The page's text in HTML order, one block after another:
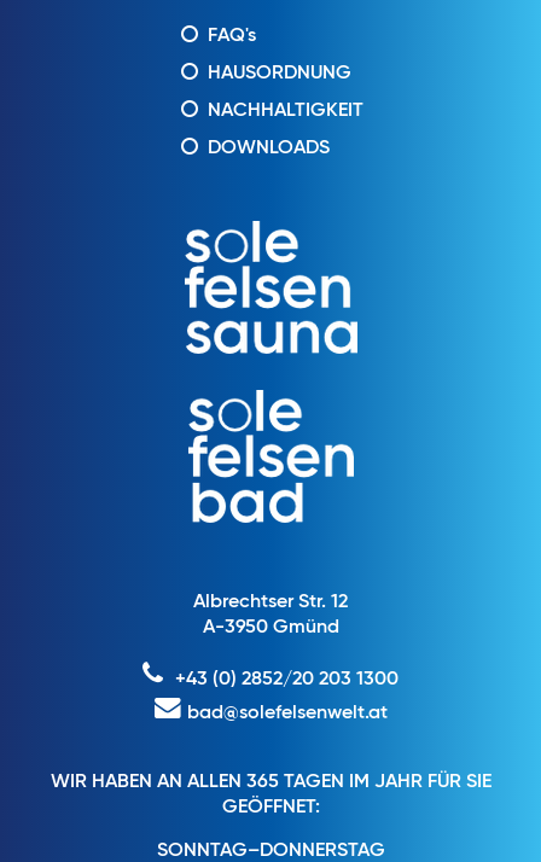
FAQ's
HAUSORDNUNG
NACHHALTIGKEIT
DOWNLOADS
Albrechtser Str. 12
A-3950 Gmünd
+43 (0) 2852/20 203 1300
bad@solefelsenwelt.at
WIR HABEN AN ALLEN 365 TAGEN IM JAHR FÜR SIE
GEÖFFNET:
SONNTAG–DONNERSTAG